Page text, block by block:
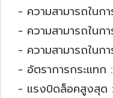
- ความสามารถในก
- ความสามารถในก
- ความสามารถในก
- อัตราการกระแท
- แรงบิดล็อคสูงสุด